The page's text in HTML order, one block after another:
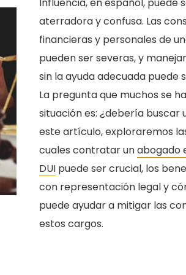
aterradora y confusa. Las
financieras y personales de
pueden ser severas, y
sin la ayuda adecuada puede
La pregunta que muchos se
situación es: ¿debería buscar
este artículo, exploraremos
cuales contratar unabogado
DUIpuede ser crucial, los
con representación legal y
puede ayudar a mitigar las
estos cargos.